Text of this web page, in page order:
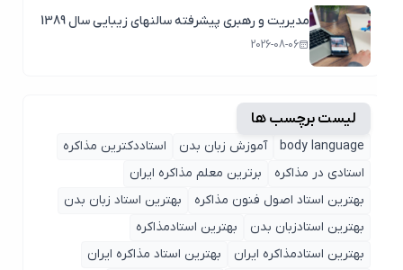
مدیریت و رهبری پیشرفته سالنهای زیبایی سال 1389
2026-08-06
لیست برچسب ها
body language آموزش زبان بدن
استاددکترین مذاکره
استادی در مذاکره
برترین معلم مذاکره ایران
بهترین استاد اصول ‌فنون مذاکره
بهترین استاد زبان بدن
بهترین استادزبان بدن
بهترین استادمذاکره
بهترین استادمذاکره ایران
بهترین استاد مذاکره ایران